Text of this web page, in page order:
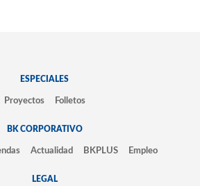
ESPECIALES
Proyectos Folletos
BK CORPORATIVO
Actualidad BKPLUS Empleo
LEGAL